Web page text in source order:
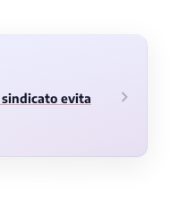
sindicato evita